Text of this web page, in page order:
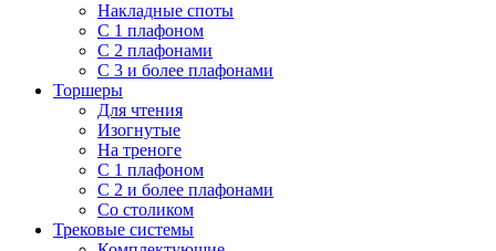
Накладные споты
С 1 плафоном
С 2 плафонами
С 3 и более плафонами
Торшеры
Для чтения
Изогнутые
На треноге
С 1 плафоном
С 2 и более плафонами
Со столиком
Трековые системы